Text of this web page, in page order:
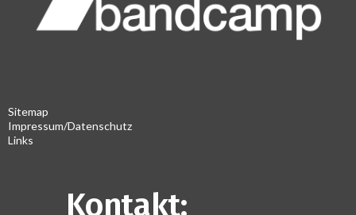
Sitemap
Impressum/Datenschutz
Links